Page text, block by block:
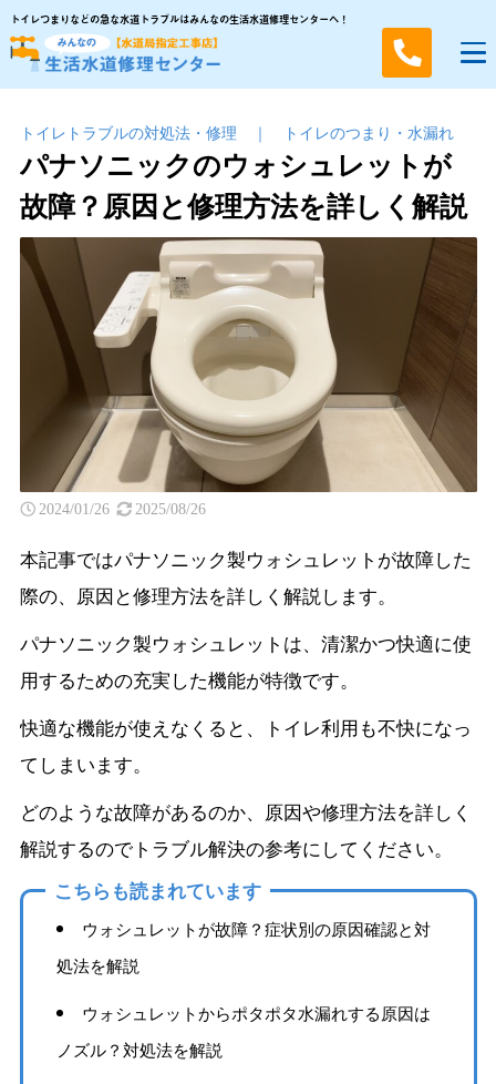
トイレつまりなどの急な水道トラブルはみんなの生活水道修理センターへ！
トイレトラブルの対処法・修理 ｜ トイレのつまり・⽔漏れ
パナソニックのウォシュレットが
故障？原因と修理方法を詳しく解説
2024/01/26 2025/08/26
本記事ではパナソニック製ウォシュレットが故障した
際の、原因と修理方法を詳しく解説します。
パナソニック製ウォシュレットは、清潔かつ快適に使
用するための充実した機能が特徴です。
快適な機能が使えなくると、トイレ利用も不快になっ
てしまいます。
どのような故障があるのか、原因や修理方法を詳しく
解説するのでトラブル解決の参考にしてください。
こちらも読まれています
ウォシュレットが故障？症状別の原因確認と対
処法を解説
ウォシュレットからポタポタ水漏れする原因は
ノズル？対処法を解説